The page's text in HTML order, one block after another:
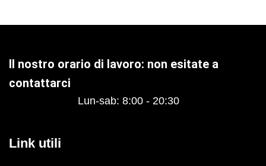
Il nostro orario di lavoro: non esitate a
contattarci
Lun-sab: 8:00 - 20:30
Link utili